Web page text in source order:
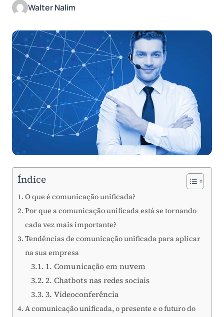
Walter Nalim
Índice
O que é comunicação unificada?
Por que a comunicação unificada está se tornando
cada vez mais importante?
Tendências de comunicação unificada para aplicar
na sua empresa
1. Comunicação em nuvem
2. Chatbots nas redes sociais
3. Videoconferência
A comunicação unificada, o presente e o futuro do